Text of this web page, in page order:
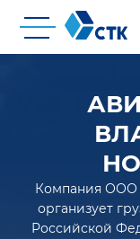
Компания ООО
организует
Российской